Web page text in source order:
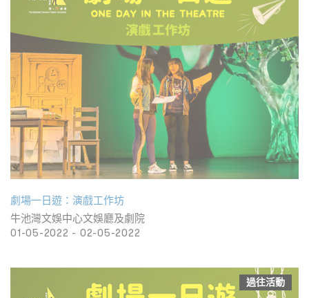
劇場一日遊：演戲工作坊
牛池灣文娛中心文娛廳及劇院
01-05-2022 - 02-05-2022
過往活動